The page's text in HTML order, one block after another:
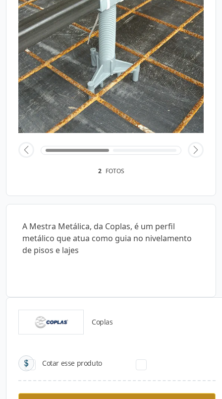
2 FOTOS
A Mestra Metálica, da Coplas, é um perfil
metálico que atua como guia no nivelamento
de pisos e lajes
Coplas
Cotar esse produto
Catálogos para Download